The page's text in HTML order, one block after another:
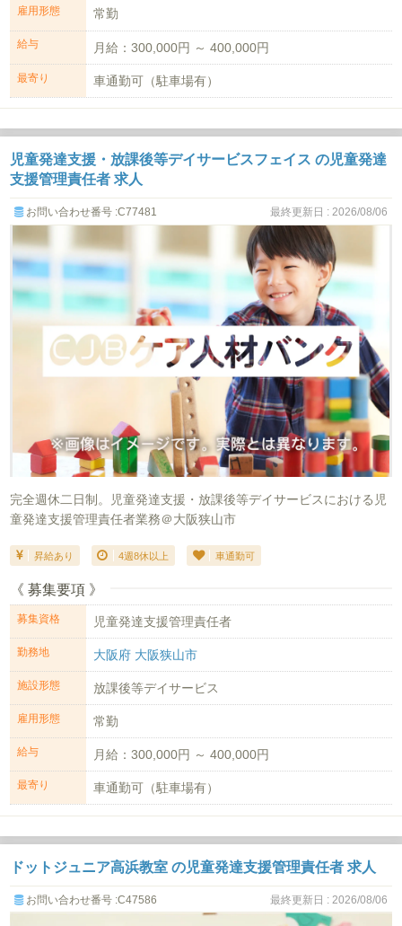
雇用形態 常勤
給与 月給：300,000円 ～ 400,000円
最寄り 車通勤可（駐車場有）
児童発達支援・放課後等デイサービスフェイス の児童発達
支援管理責任者 求人
お問い合わせ番号 :C77481 最終更新日 : 2026/08/06
完全週休二日制。児童発達支援・放課後等デイサービスにおける児
童発達支援管理責任者業務＠大阪狭山市
昇給あり 4週8休以上 車通勤可
《 募集要項 》
募集資格 児童発達支援管理責任者
勤務地 大阪府 大阪狭山市
施設形態 放課後等デイサービス
雇用形態 常勤
給与 月給：300,000円 ～ 400,000円
最寄り 車通勤可（駐車場有）
ドットジュニア高浜教室 の児童発達支援管理責任者 求人
お問い合わせ番号 :C47586 最終更新日 : 2026/08/06